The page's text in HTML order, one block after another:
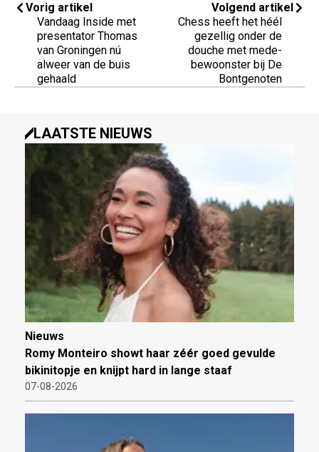
Vorig artikel
Vandaag Inside met
presentator Thomas
van Groningen nú
alweer van de buis
gehaald
Volgend artikel
Chess heeft het héél
gezellig onder de
douche met mede-
bewoonster bij De
Bontgenoten
LAATSTE NIEUWS
Nieuws
Romy Monteiro showt haar zéér goed gevulde
bikinitopje en knijpt hard in lange staaf
07-08-2026